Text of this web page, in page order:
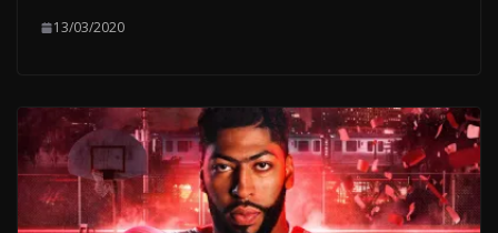
13/03/2020